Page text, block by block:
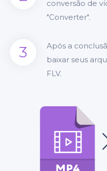
conversão de
"Converter".
3
Após a
baixar seus
FLV.